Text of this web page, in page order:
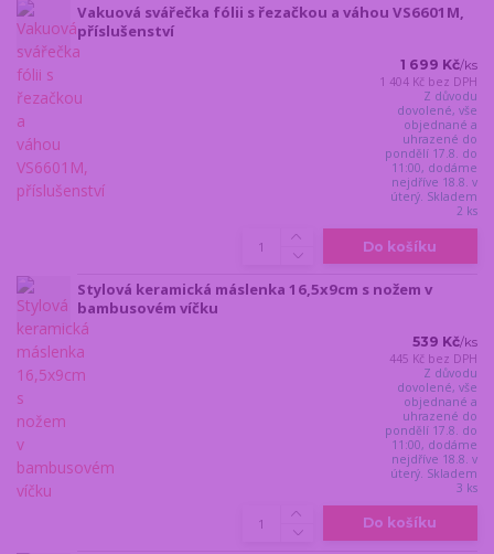
Vakuová svářečka fólii s řezačkou a váhou VS6601M,
příslušenství
1 699 Kč/ks
1 404 Kč bez DPH
Z důvodu
dovolené, vše
objednané a
uhrazené do
pondělí 17.8. do
11:00, dodáme
nejdříve 18.8. v
úterý. Skladem
2 ks
Do košíku
Stylová keramická máslenka 16,5x9cm s nožem v
bambusovém víčku
539 Kč/ks
445 Kč bez DPH
Z důvodu
dovolené, vše
objednané a
uhrazené do
pondělí 17.8. do
11:00, dodáme
nejdříve 18.8. v
úterý. Skladem
3 ks
Do košíku